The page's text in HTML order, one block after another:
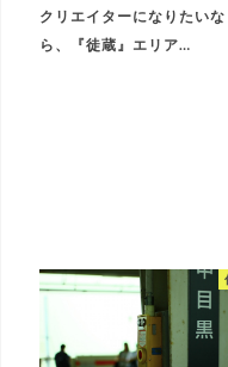
クリエイターになりたいな
ら、『徒蔵』エリア…